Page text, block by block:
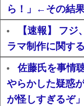
ら！」←その結
【速報】 フ
ラマ制作に関す
佐藤氏を事情
やらかした疑惑
が怪しすぎるぞ